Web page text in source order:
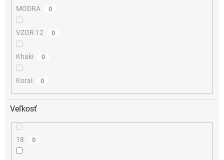
MODRA 0
VZOR 12 0
Khaki 0
Koral 0
Veľkosť
18 0